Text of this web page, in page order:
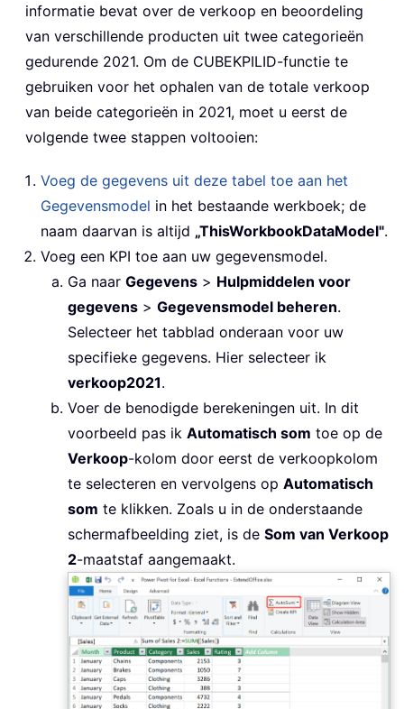
informatie bevat over de verkoop en beoordeling
van verschillende producten uit twee categorieën
gedurende 2021. Om de CUBEKPILID-functie te
gebruiken voor het ophalen van de totale verkoop
van beide categorieën in 2021, moet u eerst de
volgende twee stappen voltooien:
Voeg de gegevens uit deze tabel toe aan het
Gegevensmodel in het bestaande werkboek; de
naam daarvan is altijd „ThisWorkbookDataModel".
Voeg een KPI toe aan uw gegevensmodel.
Ga naar Gegevens > Hulpmiddelen voor
gegevens > Gegevensmodel beheren.
Selecteer het tabblad onderaan voor uw
specifieke gegevens. Hier selecteer ik
verkoop2021.
Voer de benodigde berekeningen uit. In dit
voorbeeld pas ik Automatisch som toe op de
Verkoop-kolom door eerst de verkoopkolom
te selecteren en vervolgens op Automatisch
som te klikken. Zoals u in de onderstaande
schermafbeelding ziet, is de Som van Verkoop
2-maatstaf aangemaakt.